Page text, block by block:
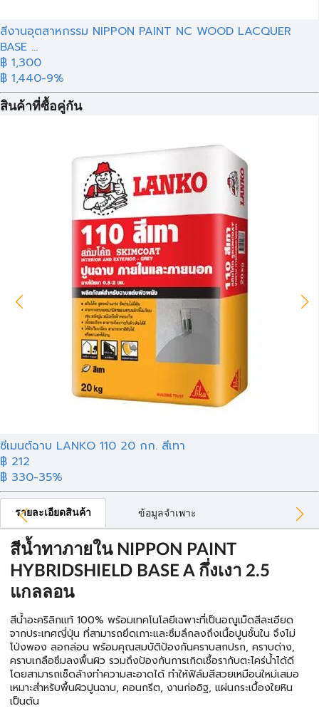
สีงานอุตสาหกรรม NIPPON PAINT NC WOOD LACQUER
BASE ...
฿ 1,300
฿ 1,440-9%
สินค้าที่ซื้อคู่กัน
ซีเมนต์ฉาบ LANKO 110 20 กก. สีเทา
฿ 212
฿ 330-35%
รายละเอียดสินค้า ข้อมูลจำเพาะ
สีน้ำทาภายใน NIPPON PAINT
HYBRIDSHIELD BASE A กึ่งเงา 2.5
แกลลอน
สีน้ำอะคริลิกแท้ 100% พร้อมเทคโนโลยีเฉพาะที่เป็นอณูเม็ดสีละเอียด
จากประเทศญี่ปุ่น ที่สามารถยึดเกาะและซึมลึกลงถึงเนื้อปูนชั้นใน จึงไม่
โป่งพอง ลอกล่อน พร้อมคุณสมบัติป้องกันคราบสกปรก, คราบด่าง,
คราบเกลือซึมลงพื้นผิว รวมถึงป้องกันการเกิดเชื้อรากับตะไคร่น้ำได้ดี
โดยสามารถเช็ดล้างทำความสะอาดได้ ทำให้ฟิล์มสีสวยเหมือนใหม่เสมอ
เหมาะสำหรับพื้นผิวปูนฉาบ, คอนกรีต, งานก่ออิฐ, แผ่นกระเบื้องใยหิน
เป็นต้น